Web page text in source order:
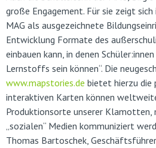
große Engagement. Für sie zeigt sich
MAG als ausgezeichnete
Entwicklung Formate des
einbauen kann, in denen
Lernstoffs sein können“. Die
www.mapstories.de bietet hierzu die
interaktiven Karten können
Produktionsorte unserer Klamotten,
„sozialen“ Medien kommuniziert
Thomas Bartoschek,